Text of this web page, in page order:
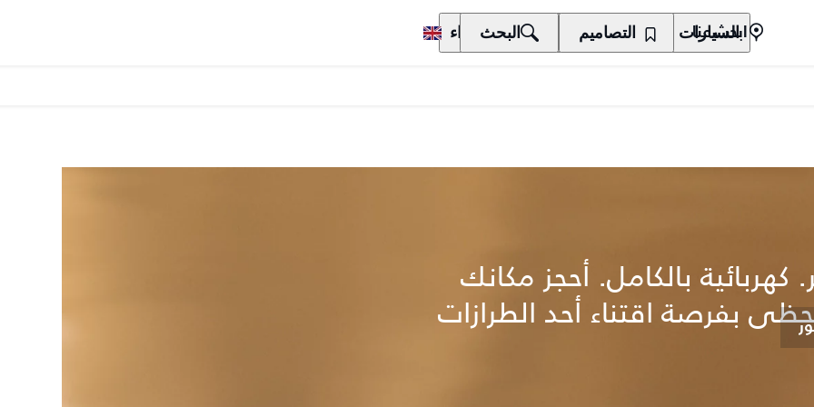
السيارات المالكون الاكتشاف الشراء ابحث عنا التصاميم البحث
بالكامل. أحجز مكانك
بفرصة اقتناء أحد الطرازات